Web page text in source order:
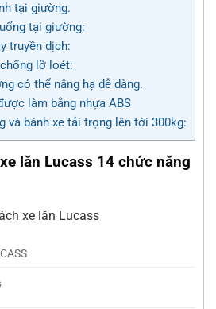
tại giường.
tại giường:
truyền dịch:
lỡ loét:
có thể nâng hạ dễ dàng.
làm bằng nhựa ABS
và bánh xe tải trọng lên tới 300kg:
lăn Lucass 14 chức năng
xe lăn Lucass